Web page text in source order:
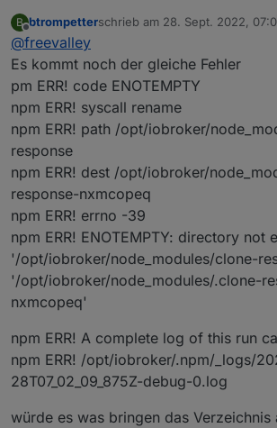
Versuchs mal so auf der
npm i iobroker.ecoflow
So hat es bei mir geklappt. Ich
Adapter über die GUI finden und
B
Offline
btrompetterschrieb am 28. Sept. 2022,
zuletzt editiert von
@freevalley
Es kommt noch der gleiche Fehler
pm ERR! code ENOTEMPTY
npm ERR! syscall rename
npm ERR! path /opt/iobroker/
response
npm ERR! dest /opt/iobroker/
response-nxmcopeq
npm ERR! errno -39
npm ERR! ENOTEMPTY: directory not
'/opt/iobroker/node_modules/clone-
'/opt/iobroker/node_modules/.clone-
nxmcopeq'
npm ERR! A complete log of this run
npm ERR! /opt/iobroker/.npm/_logs/
28T07_02_09_875Z-debug-0.log
würde es was bringen das Verzeichnis